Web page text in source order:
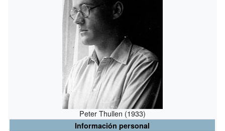
Peter Thullen (1933)
Información personal